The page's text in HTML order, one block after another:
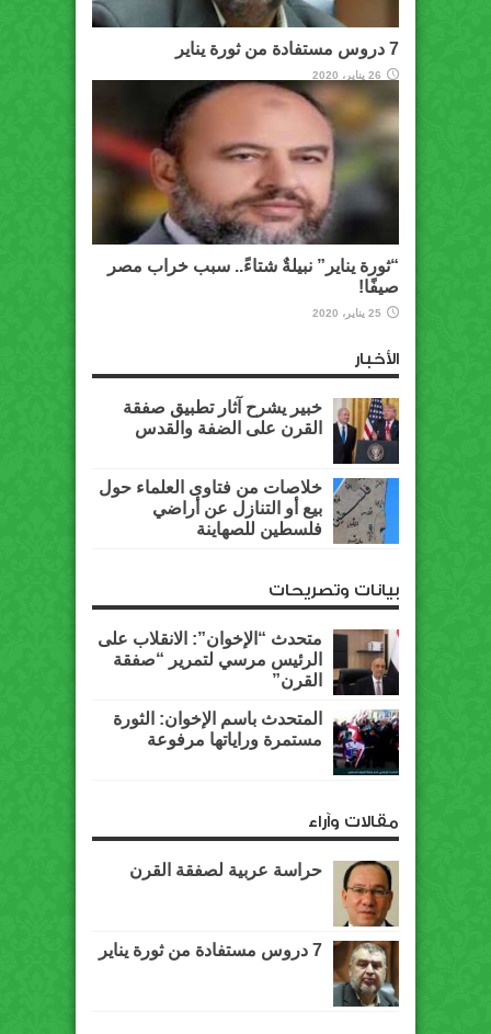
7 دروس مستفادة من ثورة يناير
26 يناير، 2020
“ثورة يناير” نبيلةٌ شتاءً.. سبب خراب مصر
صيفًا!
25 يناير، 2020
الأخبار
خبير يشرح آثار تطبيق صفقة
القرن على الضفة والقدس
خلاصات من فتاوى العلماء حول
بيع أو التنازل عن أراضي
فلسطين للصهاينة
بيانات وتصريحات
متحدث “الإخوان”: الانقلاب على
الرئيس مرسي لتمرير “صفقة
القرن”
المتحدث باسم الإخوان: الثورة
مستمرة وراياتها مرفوعة
مقالات وآراء
حراسة عربية لصفقة القرن
7 دروس مستفادة من ثورة يناير